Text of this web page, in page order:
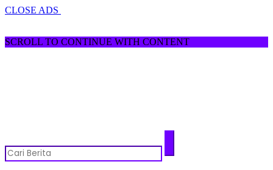
CLOSE ADS
SCROLL TO CONTINUE WITH CONTENT